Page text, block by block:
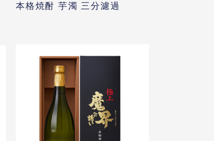
本格焼酎 芋濁 三分濾過